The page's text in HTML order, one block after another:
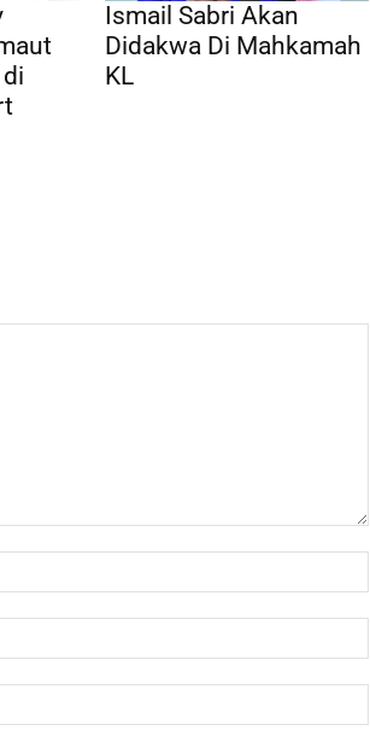
Ismail Sabri Akan
Didakwa Di Mahkamah
KL